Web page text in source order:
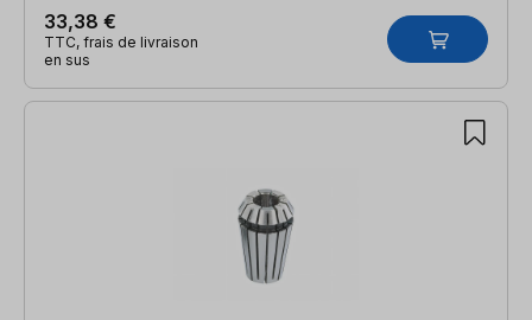
33,38 €
TTC, frais de livraison
en sus